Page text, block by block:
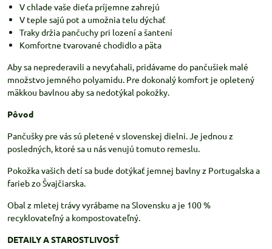
V chlade vaše dieťa príjemne zahrejú
V teple sajú pot a umožnia telu dýchať
Traky držia pančuchy pri lození a šantení
Komfortne tvarované chodidlo a päta
Aby sa neprederavili a nevyťahali, pridávame do pančušiek malé
množstvo jemného polyamidu. Pre dokonalý komfort je opletený
mäkkou bavlnou aby sa nedotýkal pokožky.
Pôvod
Pančušky pre vás sú pletené v slovenskej dielni. Je jednou z
posledných, ktoré sa u nás venujú tomuto remeslu.
Pokožka vašich detí sa bude dotýkať jemnej bavlny z Portugalska a
farieb zo Švajčiarska.
Obal z mletej trávy vyrábame na Slovensku a je 100 %
recyklovateľný a kompostovateľný.
DETAILY A STAROSTLIVOSŤ